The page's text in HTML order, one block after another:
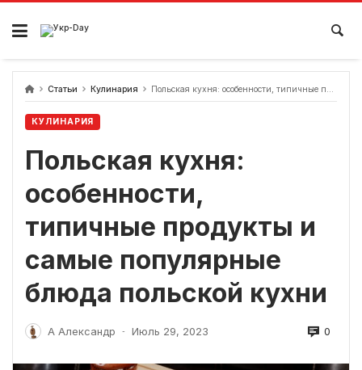
перейти
содержанию
Статьи Кулинария Польская кухня: особенности, типичные продукты и самые популярные блюда польской кухни
КУЛИНАРИЯ
Польская кухня:
особенности,
типичные продукты и
самые популярные
блюда польской кухни
А Александр - Июль 29, 2023 0